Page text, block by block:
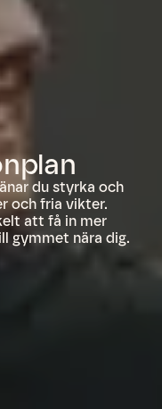
du styrka och
och fria vikter.
att få in mer
gymmet nära dig.